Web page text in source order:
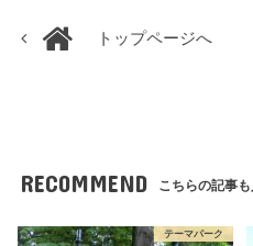
トップページへ
RECOMMEND こちらの記事も
テーマパーク